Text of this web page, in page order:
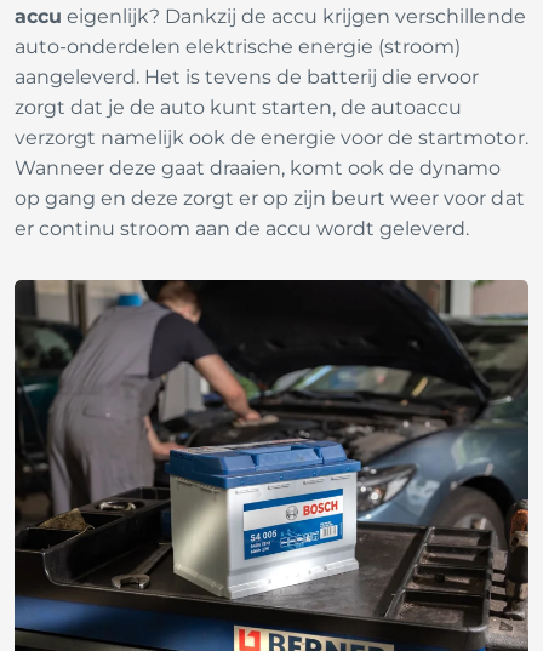
accu eigenlijk? Dankzij de accu krijgen verschillende
auto-onderdelen elektrische energie (stroom)
aangeleverd. Het is tevens de batterij die ervoor
zorgt dat je de auto kunt starten, de autoaccu
verzorgt namelijk ook de energie voor de startmotor.
Wanneer deze gaat draaien, komt ook de dynamo
op gang en deze zorgt er op zijn beurt weer voor dat
er continu stroom aan de accu wordt geleverd.